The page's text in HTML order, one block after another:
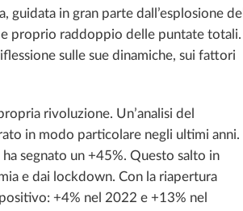
guidata in gran parte dall’esplosione del
proprio raddoppio delle puntate totali.
sulle sue dinamiche, sui fattori
rivoluzione. Un’analisi del
in modo particolare negli ultimi anni.
segnato un +45%. Questo salto in
e dai lockdown. Con la riapertura
+4% nel 2022 e +13% nel